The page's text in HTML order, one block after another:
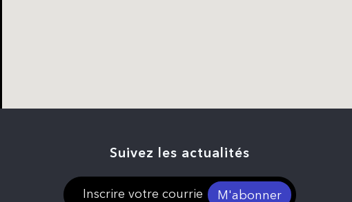
Suivez les actualités
M'abonner